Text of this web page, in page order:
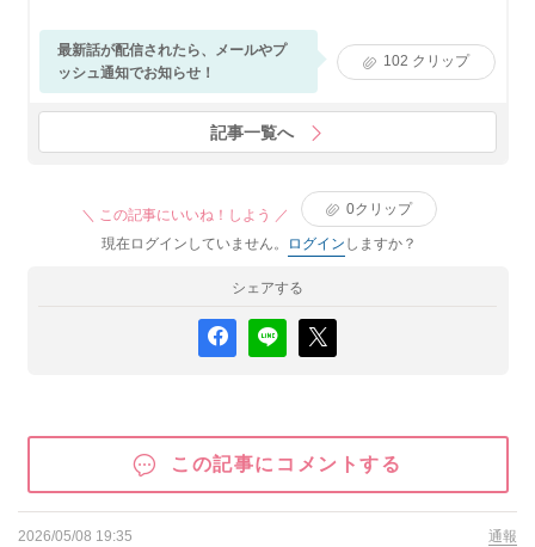
最新話が配信されたら、メールやプ
ッシュ通知でお知らせ！
102 クリップ
記事一覧へ
＼ この記事にいいね！しよう ／ 0クリップ
現在ログインしていません。 ログイン しますか？
シェアする
この記事にコメントする
2026/05/08 19:35 通報